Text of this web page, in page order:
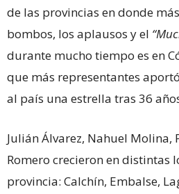
de las provincias en donde
bombos, los aplausos y el
durante mucho tiempo es en
que más representantes
al país una estrella tras 36
Julián Álvarez, Nahuel Molina,
Romero crecieron en distintas
provincia: Calchín, Embalse,